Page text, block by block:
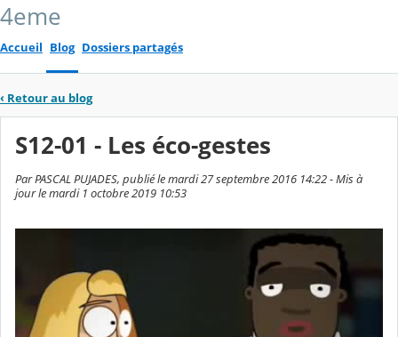
4eme
Accueil Blog Dossiers partagés
‹ Retour au blog
S12-01 - Les éco-gestes
Par PASCAL PUJADES, publié le mardi 27 septembre 2016 14:22 - Mis à
jour le mardi 1 octobre 2019 10:53